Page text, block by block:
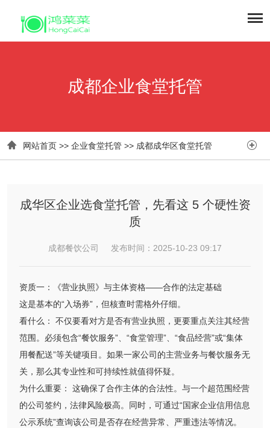
成都企业食堂托管
 网站首页 >> 企业食堂托管 >> 成都成华区食堂托管 
成华区企业选食堂托管，先看这 5 个硬性资
质
成都餐饮公司 发布时间：2025-10-23 09:17
资质一：《营业执照》与主体资格——合作的法定基础
这是基本的“入场券”，但核查时需格外仔细。
看什么： 不仅要看对方是否有营业执照，更要重点关注其经营
范围。必须包含“餐饮服务”、“食堂管理”、“食品经营”或“集体
用餐配送”等关键项目。如果一家公司的主营业务与餐饮服务无
关，那么其专业性和可持续性就值得怀疑。
为什么重要： 这确保了合作主体的合法性。与一个超范围经营
的公司签约，法律风险极高。同时，可通过“国家企业信用信息
公示系统”查询该公司是否存在经营异常、严重违法等情况。